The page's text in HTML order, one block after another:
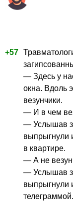
+57
— Здесь у
окна. Вдоль
везунчики.
— И в чем
— Услышав
выпрыгнули
в квартире.
— А не
— Услышав
выпрыгнули
телеграммой.